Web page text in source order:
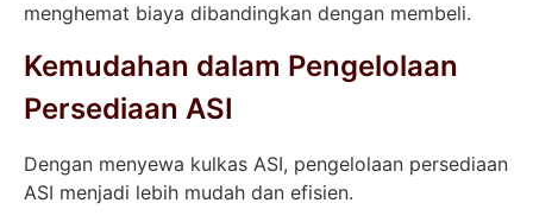
menghemat biaya dibandingkan dengan membeli.
Kemudahan dalam Pengelolaan
Persediaan ASI
Dengan menyewa kulkas ASI, pengelolaan persediaan
ASI menjadi lebih mudah dan efisien.